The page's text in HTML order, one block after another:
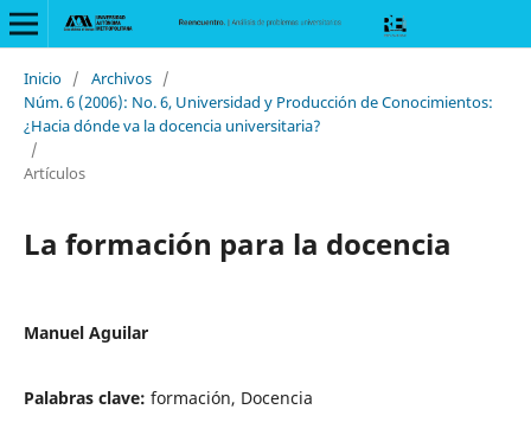
Inicio / Archivos /
Núm. 6 (2006): No. 6, Universidad y Producción de Conocimientos:
¿Hacia dónde va la docencia universitaria?
/
Artículos
La formación para la docencia
Manuel Aguilar
Palabras clave: formación, Docencia